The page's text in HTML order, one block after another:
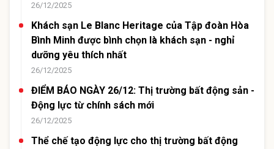
26/12/2025
Khách sạn Le Blanc Heritage của Tập đoàn Hòa
Bình Minh được bình chọn là khách sạn - nghỉ
dưỡng yêu thích nhất
26/12/2025
ĐIỂM BÁO NGÀY 26/12: Thị trường bất động sản -
Động lực từ chính sách mới
26/12/2025
Thể chế tạo động lực cho thị trường bất động